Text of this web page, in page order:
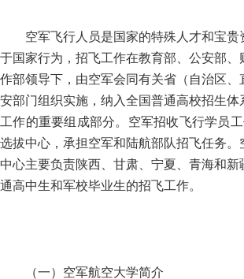
空军飞行人员是国家的特殊人才和宝贵
于国家行为，招飞工作在教育部、公安部、
作部领导下，由空军会同有关省（自治区、
安部门组织实施，纳入全国普通高校招生体
工作的重要组成部分。空军招收飞行学员
选拔中心，承担空军和陆航部队招飞任务。
中心主要负责陕西、甘肃、宁夏、青海和
通高中生和军校毕业生的招飞工作。
（一）空军航空大学简介